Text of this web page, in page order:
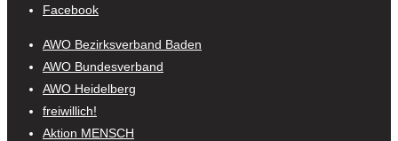
Facebook
AWO Bezirksverband Baden
AWO Bundesverband
AWO Heidelberg
freiwillich!
Aktion MENSCH